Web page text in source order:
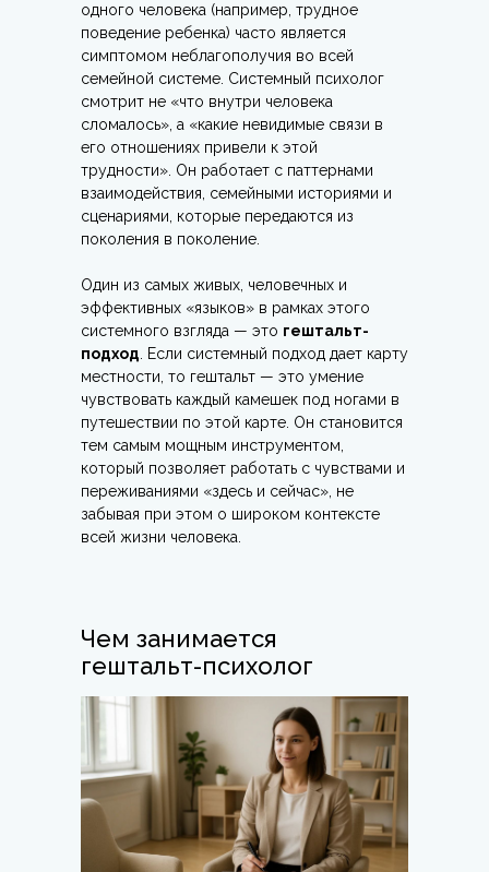
одного человека (например, трудное
поведение ребенка) часто является
симптомом неблагополучия во всей
семейной системе. Системный психолог
смотрит не «что внутри человека
сломалось», а «какие невидимые связи в
его отношениях привели к этой
трудности». Он работает с паттернами
взаимодействия, семейными историями и
сценариями, которые передаются из
поколения в поколение.
Один из самых живых, человечных и
эффективных «языков» в рамках этого
системного взгляда — это гештальт-
подход . Если системный подход дает карту
местности, то гештальт — это умение
чувствовать каждый камешек под ногами в
путешествии по этой карте. Он становится
тем самым мощным инструментом,
который позволяет работать с чувствами и
переживаниями «здесь и сейчас», не
забывая при этом о широком контексте
всей жизни человека.
Чем занимается
гештальт-психолог